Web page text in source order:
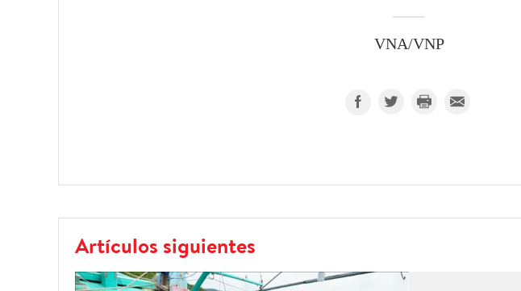
VNA/VNP
Artículos siguientes